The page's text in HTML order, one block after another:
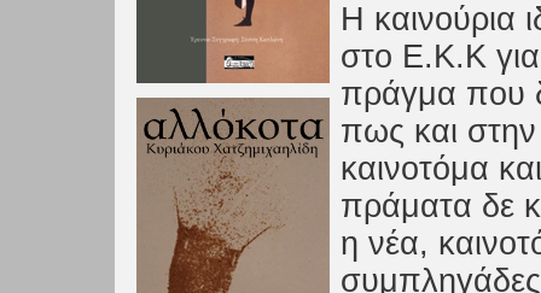
Η καινούρια
στο Ε.Κ.Κ
πράγμα που
πως και
καινοτόμα
πράματα δε
η νέα,
συμπληγάδες